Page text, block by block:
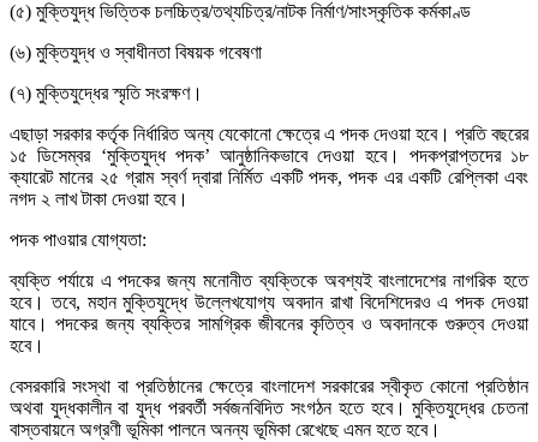
(৫) মুক্তিযুদ্ধ ভিত্তিক চলচ্চিত্র/তথ্যচিত্র/নাটক নির্মাণ/সাংস্কৃতিক কর্মকাণ্ড
(৬) মুক্তিযুদ্ধ ও স্বাধীনতা বিষয়ক গবেষণা
(৭) মুক্তিযুদ্ধের স্মৃতি সংরক্ষণ।
এছাড়া সরকার কর্তৃক নির্ধারিত অন্য যেকোনো ক্ষেত্রে এ পদক দেওয়া হবে। প্রতি বছরের
১৫ ডিসেম্বর ‘মুক্তিযুদ্ধ পদক’ আনুষ্ঠানিকভাবে দেওয়া হবে। পদকপ্রাপ্তদের ১৮
ক্যারেট মানের ২৫ গ্রাম স্বর্ণ দ্বারা নির্মিত একটি পদক, পদক এর একটি রেপ্লিকা এবং
নগদ ২ লাখ টাকা দেওয়া হবে।
পদক পাওয়ার যোগ্যতা:
ব্যক্তি পর্যায়ে এ পদকের জন্য মনোনীত ব্যক্তিকে অবশ্যই বাংলাদেশের নাগরিক হতে
হবে। তবে, মহান মুক্তিযুদ্ধে উল্লেখযোগ্য অবদান রাখা বিদেশিদেরও এ পদক দেওয়া
যাবে। পদকের জন্য ব্যক্তির সামগ্রিক জীবনের কৃতিত্ব ও অবদানকে গুরুত্ব দেওয়া
হবে।
বেসরকারি সংস্থা বা প্রতিষ্ঠানের ক্ষেত্রে বাংলাদেশ সরকারের স্বীকৃত কোনো প্রতিষ্ঠান
অথবা যুদ্ধকালীন বা যুদ্ধ পরবর্তী সর্বজনবিদিত সংগঠন হতে হবে। মুক্তিযুদ্ধের চেতনা
বাস্তবায়নে অগ্রণী ভূমিকা পালনে অনন্য ভূমিকা রেখেছে এমন হতে হবে।